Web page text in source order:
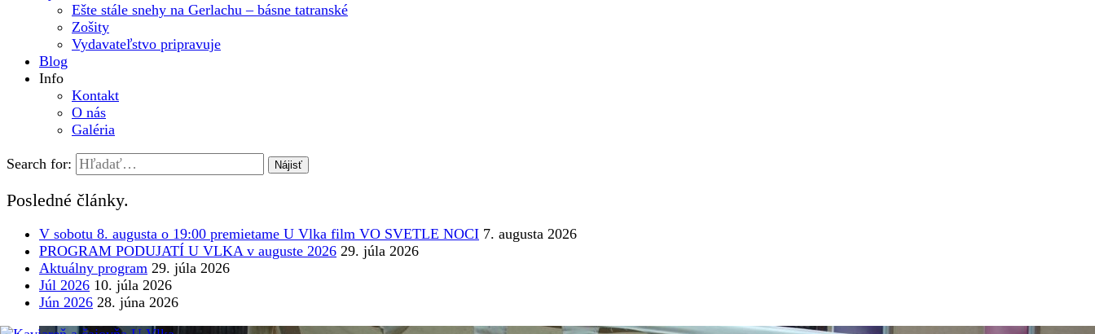
Ešte stále snehy na Gerlachu – básne tatranské
Zošity
Vydavateľstvo pripravuje
Blog
Info
Kontakt
O nás
Galéria
Search for:
Posledné články.
V sobotu 8. augusta o 19:00 premietame U Vlka film VO SVETLE NOCI 7. augusta 2026
PROGRAM PODUJATÍ U VLKA v auguste 2026 29. júla 2026
Aktuálny program 29. júla 2026
Júl 2026 10. júla 2026
Jún 2026 28. júna 2026